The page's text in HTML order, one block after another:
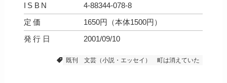
ISBN
4-88344-078-8
定価
1650円（本体1500円）
発行日
2001/09/10
既刊 文芸（小説・エッセイ） 町は消えていた